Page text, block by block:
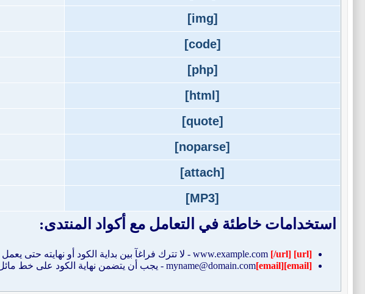
[img]
[code]
[php]
[html]
[quote]
[noparse]
[attach]
[MP3]
استخدامات خاطئة في التعامل مع أكواد المنتدى:
[url]
[/url]
- لا تترك فراغآ بين بداية الكود أو نهايته حتى
[email]
myname@domain.com[email] - يجب أن يتضمن نهاية الكود على خط